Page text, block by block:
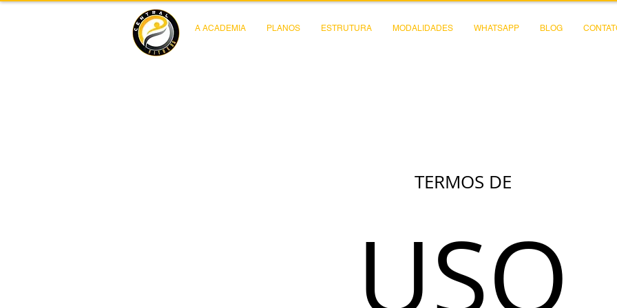
A ACADEMIA PLANOS ESTRUTURA MODALIDADES WHATSAPP BLOG
TERMOS DE
USO